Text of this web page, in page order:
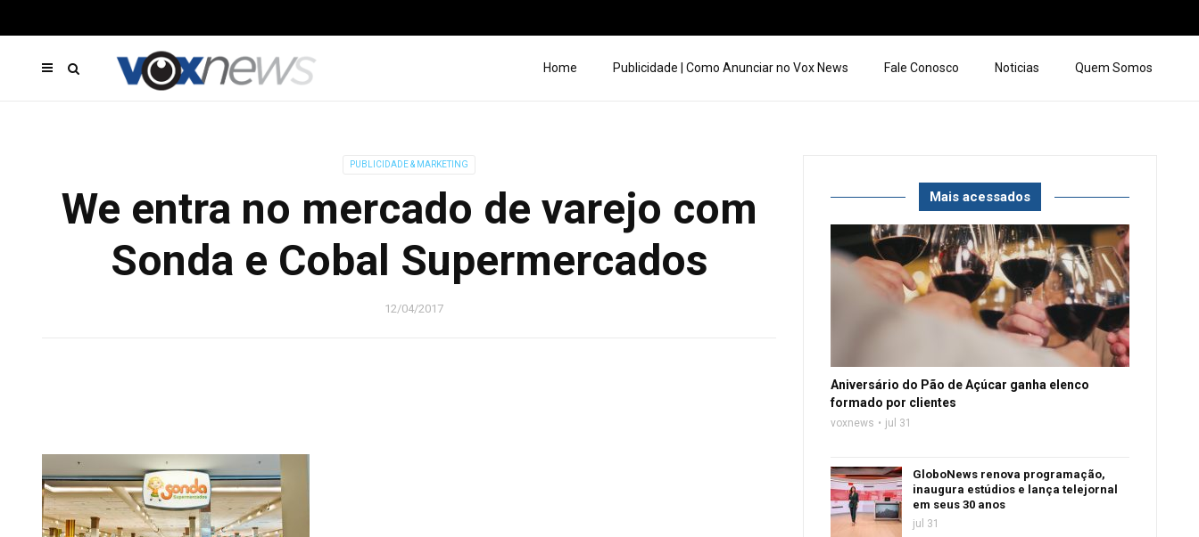
Home Publicidade | Como Anunciar no Vox News Fale Conosco Noticias Quem Somos
PUBLICIDADE & MARKETING
We entra no mercado de varejo com
Sonda e Cobal Supermercados
12/04/2017
Mais acessados
Aniversário do Pão de Açúcar ganha elenco
formado por clientes
voxnews jul 31
GloboNews renova programação,
inaugura estúdios e lança telejornal
em seus 30 anos
jul 31